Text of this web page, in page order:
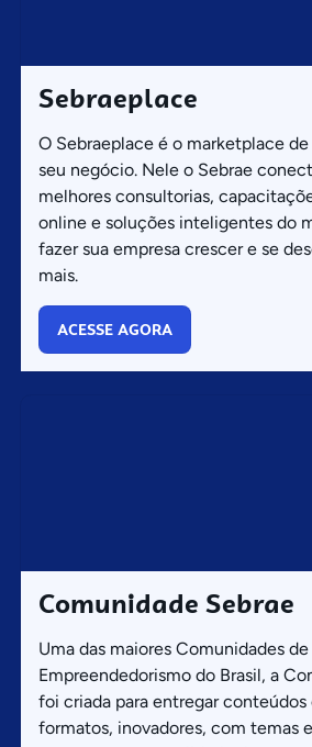
Sebraeplace
O Sebraeplace é o marketplace
seu negócio. Nele o Sebrae
melhores consultorias,
online e soluções inteligentes do
fazer sua empresa crescer e se
mais.
ACESSE AGORA
Comunidade Sebrae
Uma das maiores Comunidades de
Empreendedorismo do Brasil, a
foi criada para entregar conteúdos
formatos, inovadores, com temas